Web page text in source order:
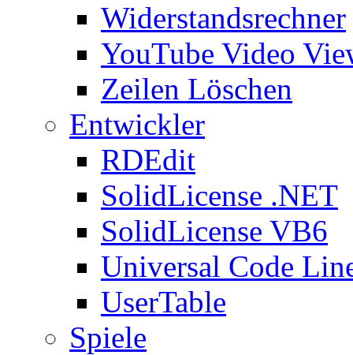
Widerstandsrechner
YouTube Video
Zeilen Löschen
Entwickler
RDEdit
SolidLicense .NET
SolidLicense VB6
Universal Code
UserTable
Spiele